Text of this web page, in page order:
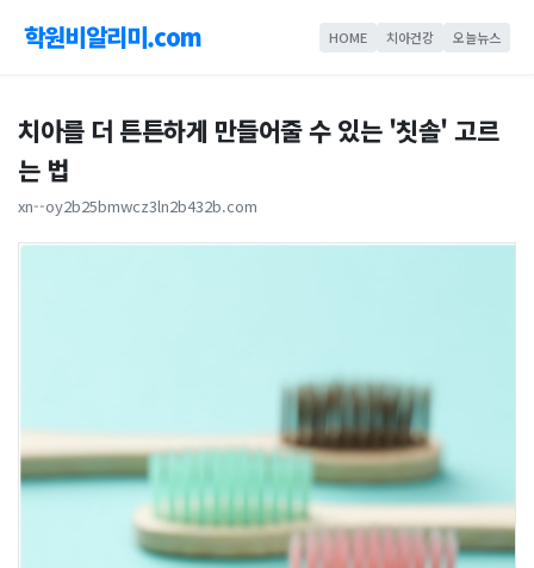
학원비알리미.com HOME 치아건강 오늘뉴스
치아를 더 튼튼하게 만들어줄 수 있는 '칫솔' 고르
는 법
xn--oy2b25bmwcz3ln2b432b.com